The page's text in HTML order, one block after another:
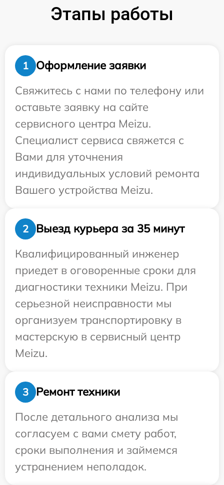
Этапы работы
1
Оформление заявки
Свяжитесь с нами по телефону или
оставьте заявку на сайте
сервисного центра Meizu.
Специалист сервиса свяжется с
Вами для уточнения
индивидуальных условий ремонта
Вашего устройства Meizu.
2
Выезд курьера за 35 минут
Квалифицированный инженер
приедет в оговоренные сроки для
диагностики техники Meizu. При
серьезной неисправности мы
организуем транспортировку в
мастерскую в сервисный центр
Meizu.
3
Ремонт техники
После детального анализа мы
согласуем с вами смету работ,
сроки выполнения и займемся
устранением неполадок.